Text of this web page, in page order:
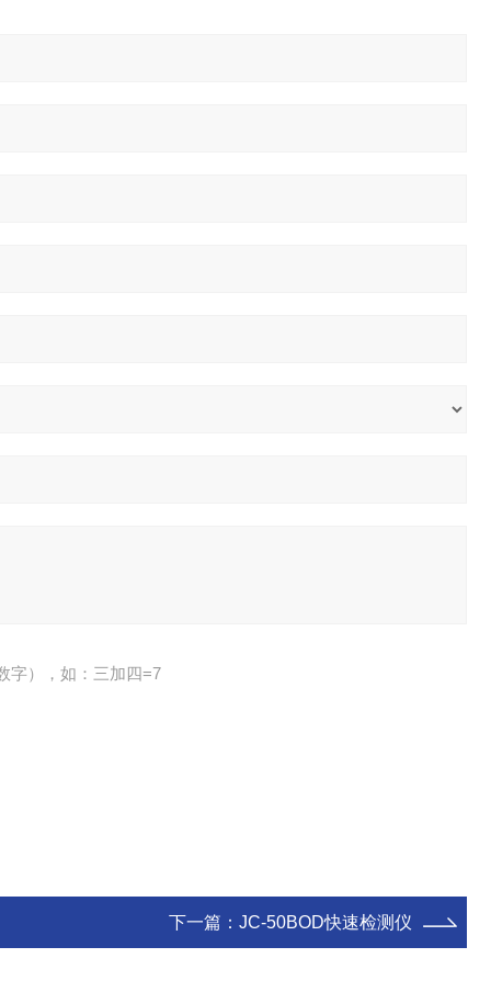
字），如：三加四=7
下一篇： JC-50BOD快速检测仪